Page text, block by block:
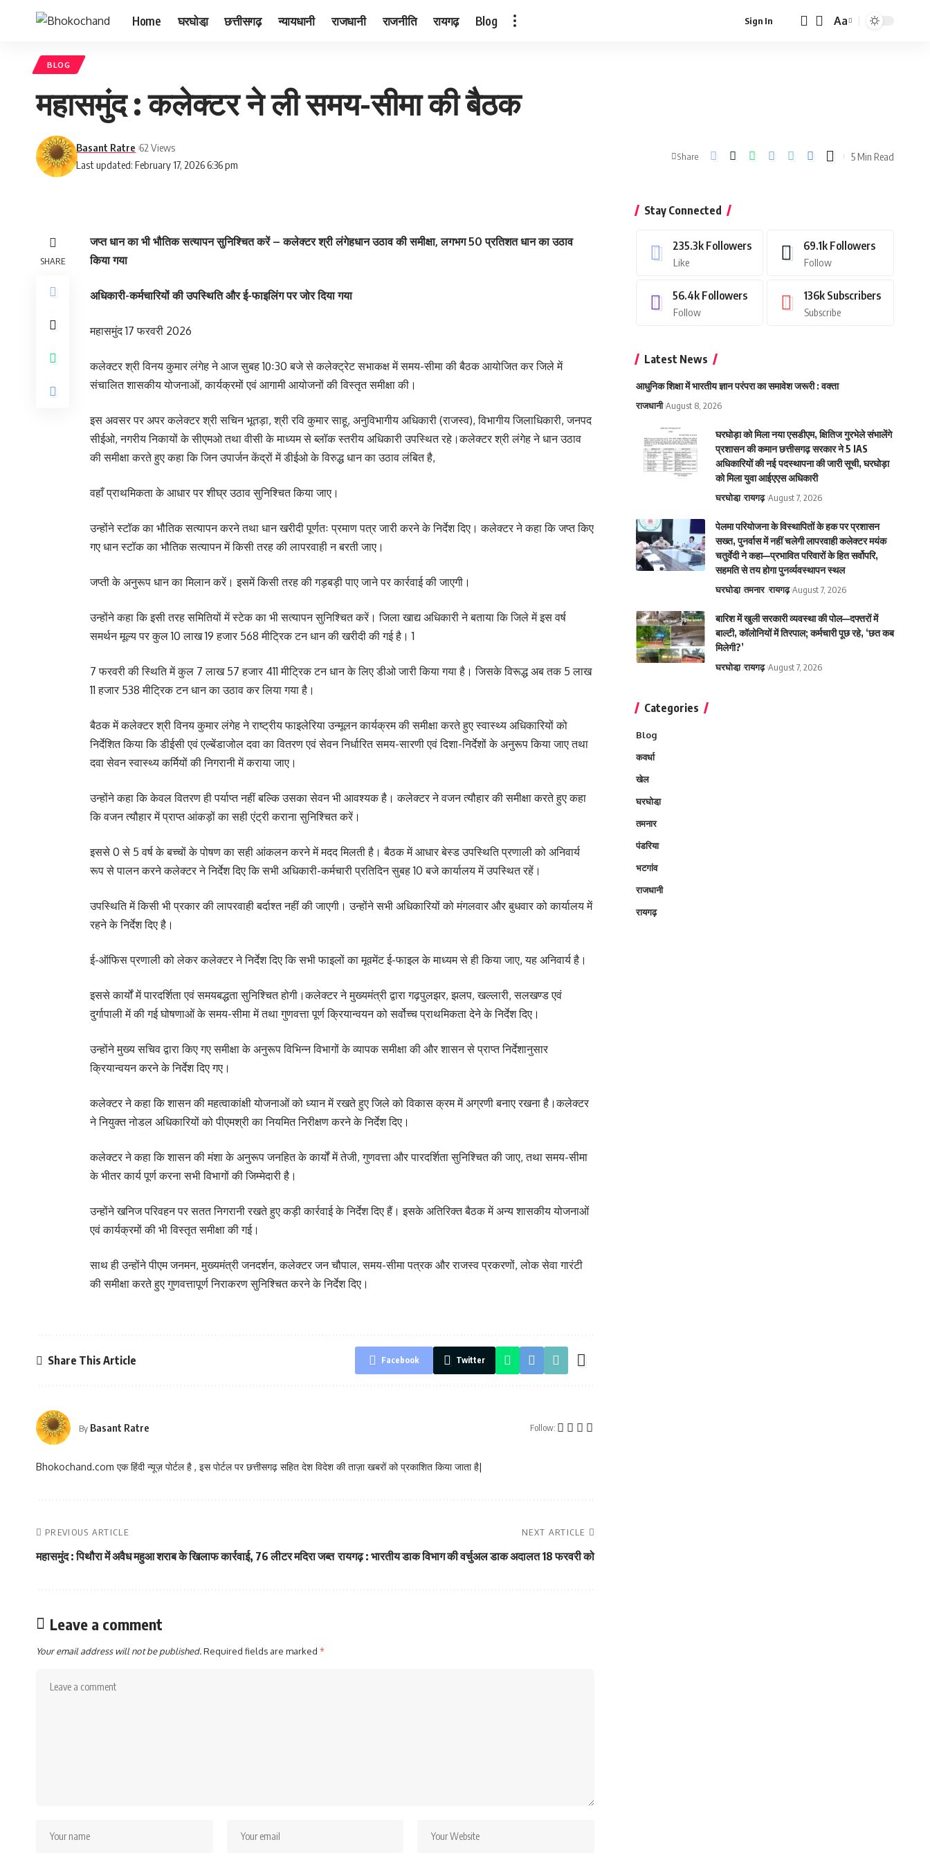
Home घरघोडा़ छत्तीसगढ़ न्यायधानी राजधानी राजनीति रायगढ़ Blog Sign In
Font
Aa
BLOG
महासमुंद : कलेक्टर ने ली समय-सीमा की बैठक
Last updated: February 17, 2026 6:36 pm
Basant Ratre 62 Views
Share 5 Min Read
SHARE
जप्त धान का भी भौतिक सत्यापन सुनिश्चित करें – कलेक्टर श्री लंगेहधान उठाव की समीक्षा, लगभग 50 प्रतिशत धान का उठाव
किया गया
अधिकारी-कर्मचारियों की उपस्थिति और ई-फाइलिंग पर जोर दिया गया
महासमुंद 17 फरवरी 2026
कलेक्टर श्री विनय कुमार लंगेह ने आज सुबह 10ः30 बजे से कलेक्ट्रेट सभाकक्ष में समय-सीमा की बैठक आयोजित कर जिले में
संचालित शासकीय योजनाओं, कार्यक्रमों एवं आगामी आयोजनों की विस्तृत समीक्षा की।
इस अवसर पर अपर कलेक्टर श्री सचिन भूतड़ा, श्री रवि कुमार साहू, अनुविभागीय अधिकारी (राजस्व), विभागीय जिलाधिकारी, जनपद
सीईओ, नगरीय निकायों के सीएमओ तथा वीसी के माध्यम से ब्लॉक स्तरीय अधिकारी उपस्थित रहे।कलेक्टर श्री लंगेह ने धान उठाव
की समीक्षा करते हुए कहा कि जिन उपार्जन केंद्रों में डीईओ के विरुद्ध धान का उठाव लंबित है,
वहाँ प्राथमिकता के आधार पर शीघ्र उठाव सुनिश्चित किया जाए।
उन्होंने स्टॉक का भौतिक सत्यापन करने तथा धान खरीदी पूर्णतः प्रमाण पत्र जारी करने के निर्देश दिए। कलेक्टर ने कहा कि जप्त किए
गए धान स्टॉक का भौतिक सत्यापन में किसी तरह की लापरवाही न बरती जाए।
जप्ती के अनुरूप धान का मिलान करें। इसमें किसी तरह की गड़बड़ी पाए जाने पर कार्रवाई की जाएगी।
उन्होंने कहा कि इसी तरह समितियों में स्टेक का भी सत्यापन सुनिश्चित करें। जिला खाद्य अधिकारी ने बताया कि जिले में इस वर्ष
समर्थन मूल्य पर कुल 10 लाख 19 हजार 568 मीट्रिक टन धान की खरीदी की गई है। 1
7 फरवरी की स्थिति में कुल 7 लाख 57 हजार 411 मीट्रिक टन धान के लिए डीओ जारी किया गया है। जिसके विरूद्ध अब तक 5 लाख
11 हजार 538 मीट्रिक टन धान का उठाव कर लिया गया है।
बैठक में कलेक्टर श्री विनय कुमार लंगेह ने राष्ट्रीय फाइलेरिया उन्मूलन कार्यक्रम की समीक्षा करते हुए स्वास्थ्य अधिकारियों को
निर्देशित किया कि डीईसी एवं एल्बेंडाजोल दवा का वितरण एवं सेवन निर्धारित समय-सारणी एवं दिशा-निर्देशों के अनुरूप किया जाए तथा
दवा सेवन स्वास्थ्य कर्मियों की निगरानी में कराया जाए।
उन्होंने कहा कि केवल वितरण ही पर्याप्त नहीं बल्कि उसका सेवन भी आवश्यक है। कलेक्टर ने वजन त्यौहार की समीक्षा करते हुए कहा
कि वजन त्यौहार में प्राप्त आंकड़ों का सही एंट्री कराना सुनिश्चित करें।
इससे 0 से 5 वर्ष के बच्चों के पोषण का सही आंकलन करने में मदद मिलती है। बैठक में आधार बेस्ड उपस्थिति प्रणाली को अनिवार्य
रूप से पालन करने कलेक्टर ने निर्देश दिए कि सभी अधिकारी-कर्मचारी प्रतिदिन सुबह 10 बजे कार्यालय में उपस्थित रहें।
उपस्थिति में किसी भी प्रकार की लापरवाही बर्दाश्त नहीं की जाएगी। उन्होंने सभी अधिकारियों को मंगलवार और बुधवार को कार्यालय में
रहने के निर्देश दिए है।
ई-ऑफिस प्रणाली को लेकर कलेक्टर ने निर्देश दिए कि सभी फाइलों का मूवमेंट ई-फाइल के माध्यम से ही किया जाए, यह अनिवार्य है।
इससे कार्यों में पारदर्शिता एवं समयबद्धता सुनिश्चित होगी।कलेक्टर ने मुख्यमंत्री द्वारा गढ़पुलझर, झलप, खल्लारी, सलखण्ड एवं
दुर्गापाली में की गई घोषणाओं के समय-सीमा में तथा गुणवत्ता पूर्ण क्रियान्वयन को सर्वोच्च प्राथमिकता देने के निर्देश दिए।
उन्होंने मुख्य सचिव द्वारा किए गए समीक्षा के अनुरूप विभिन्न विभागों के व्यापक समीक्षा की और शासन से प्राप्त निर्देशानुसार
क्रियान्वयन करने के निर्देश दिए गए।
कलेक्टर ने कहा कि शासन की महत्वाकांक्षी योजनाओं को ध्यान में रखते हुए जिले को विकास क्रम में अग्रणी बनाए रखना है।कलेक्टर
ने नियुक्त नोडल अधिकारियों को पीएमश्री का नियमित निरीक्षण करने के निर्देश दिए।
कलेक्टर ने कहा कि शासन की मंशा के अनुरूप जनहित के कार्यों में तेजी, गुणवत्ता और पारदर्शिता सुनिश्चित की जाए, तथा समय-सीमा
के भीतर कार्य पूर्ण करना सभी विभागों की जिम्मेदारी है।
उन्होंने खनिज परिवहन पर सतत निगरानी रखते हुए कड़ी कार्रवाई के निर्देश दिए हैं। इसके अतिरिक्त बैठक में अन्य शासकीय योजनाओं
एवं कार्यक्रमों की भी विस्तृत समीक्षा की गई।
साथ ही उन्होंने पीएम जनमन, मुख्यमंत्री जनदर्शन, कलेक्टर जन चौपाल, समय-सीमा पत्रक और राजस्व प्रकरणों, लोक सेवा गारंटी
की समीक्षा करते हुए गुणवत्तापूर्ण निराकरण सुनिश्चित करने के निर्देश दिए।
Share This Article Facebook Twitter
By Basant Ratre Follow:
Bhokochand.com एक हिंदी न्यूज़ पोर्टल है , इस पोर्टल पर छत्तीसगढ़ सहित देश विदेश की ताज़ा खबरों को प्रकाशित किया जाता है|
PREVIOUS ARTICLE
महासमुंद : पिथौरा में अवैध महुआ शराब के खिलाफ कार्रवाई, 76 लीटर मदिरा जब्त
NEXT ARTICLE
रायगढ़ : भारतीय डाक विभाग की वर्चुअल डाक अदालत 18 फरवरी को
Leave a comment
Your email address will not be published.Required fields are marked *
Stay Connected
235.3k Followers
Like
69.1k Followers
Follow
56.4k Followers
Follow
136k Subscribers
Subscribe
Latest News
आधुनिक शिक्षा में भारतीय ज्ञान परंपरा का समावेश जरूरी : वक्ता
राजधानी August 8, 2026
घरघोड़ा को मिला नया एसडीएम, क्षितिज गुरभेले संभालेंगे
प्रशासन की कमान छत्तीसगढ़ सरकार ने 5 IAS
अधिकारियों की नई पदस्थापना की जारी सूची, घरघोड़ा
को मिला युवा आईएएस अधिकारी
घरघोडा़ रायगढ़ August 7, 2026
पेलमा परियोजना के विस्थापितों के हक पर प्रशासन
सख्त, पुनर्वास में नहीं चलेगी लापरवाही कलेक्टर मयंक
चतुर्वेदी ने कहा—प्रभावित परिवारों के हित सर्वोपरि,
सहमति से तय होगा पुनर्व्यवस्थापन स्थल
घरघोडा़ तमनार रायगढ़ August 7, 2026
बारिश में खुली सरकारी व्यवस्था की पोल—दफ्तरों में
बाल्टी, कॉलोनियों में तिरपाल; कर्मचारी पूछ रहे, ‘छत कब
मिलेगी?’
घरघोडा़ रायगढ़ August 7, 2026
Categories
Blog
कवर्धा
खेल
घरघोडा़
तमनार
पंडरिया
भटगांव
राजधानी
रायगढ़